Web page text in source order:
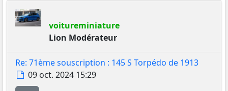
voitureminiature
Lion Modérateur
Re: 71ème souscription : 145 S Torpédo de 1913
Message
09 oct. 2024 15:29